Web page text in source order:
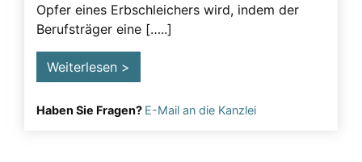
Opfer eines Erbschleichers wird, indem der
Berufsträger eine […..]
Weiterlesen >
Haben Sie Fragen? E-Mail an die Kanzlei
Erblasser
Erbscheicherei aus dem sozialen Bereich des
Erblassers
Erbschleicher Alarmsignale